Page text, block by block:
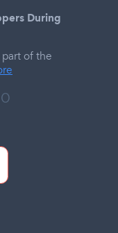
During
of the